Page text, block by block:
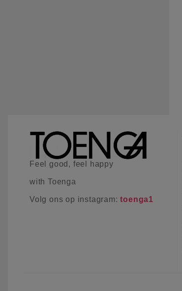
Feel good, feel happy
with Toenga
Volg ons op instagram:toenga1